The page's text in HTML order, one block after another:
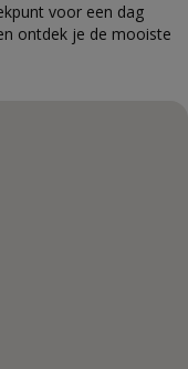
voor een dag
ontdek je de mooiste